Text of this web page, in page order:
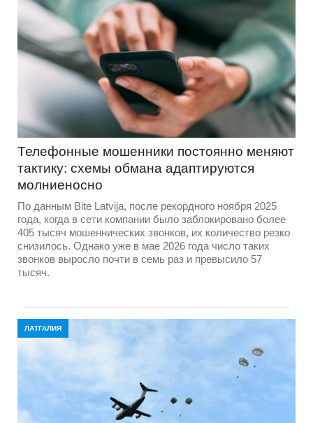
Телефонные мошенники постоянно меняют
тактику: схемы обмана адаптируются
молниеносно
По данным Bite Latvija, после рекордного ноября 2025
года, когда в сети компании было заблокировано более
405 тысяч мошеннических звонков, их количество резко
снизилось. Однако уже в мае 2026 года число таких
звонков выросло почти в семь раз и превысило 57
тысяч.
ЛАТГАЛИЯ